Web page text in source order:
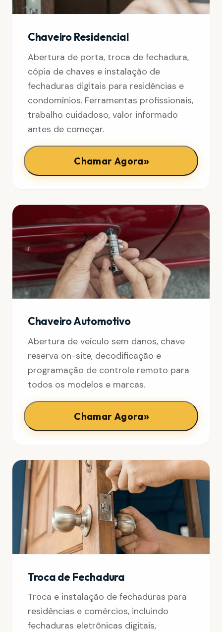
Chaveiro Residencial
Abertura de porta, troca de fechadura,
cópia de chaves e instalação de
fechaduras digitais para residências e
condomínios. Ferramentas profissionais,
trabalho cuidadoso, valor informado
antes de começar.
Chamar Agora»
Chaveiro Automotivo
Abertura de veículo sem danos, chave
reserva on-site, decodificação e
programação de controle remoto para
todos os modelos e marcas.
Chamar Agora»
Troca de Fechadura
Troca e instalação de fechaduras para
residências e comércios, incluindo
fechaduras eletrônicas digitais,